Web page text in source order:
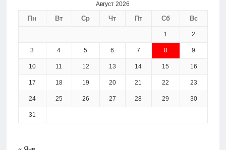
Август 2026
Пн Вт Ср Чт Пт Сб Вс
1 2
3 4 5 6 7 8 9
10 11 12 13 14 15 16
17 18 19 20 21 22 23
24 25 26 27 28 29 30
31